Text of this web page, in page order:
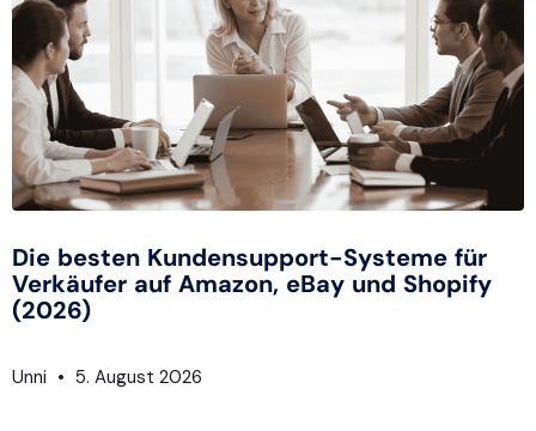
Die besten Kundensupport-Systeme für
Verkäufer auf Amazon, eBay und Shopify
(2026)
Unni 5. August 2026